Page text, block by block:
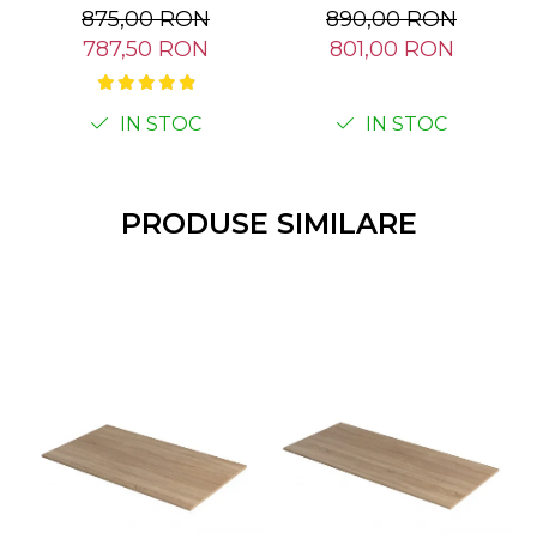
875,00 RON
787,50 RON
IN STOC
890,00 RON
801,00 RON
IN STOC
PRODUSE SIMILARE